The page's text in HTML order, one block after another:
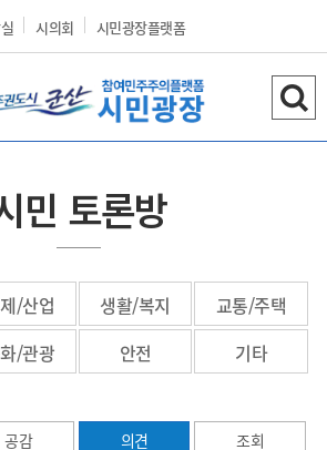
시의회 시민광장플랫폼
검
색
민 토론방
/산업 생활/복지
교통/주택
/관광 안전 기타
공감 의견 조회